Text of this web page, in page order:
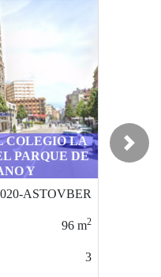
Siero /
CASA DE LA
DE SIERO
ASTPOLSIEBE
78m
Next